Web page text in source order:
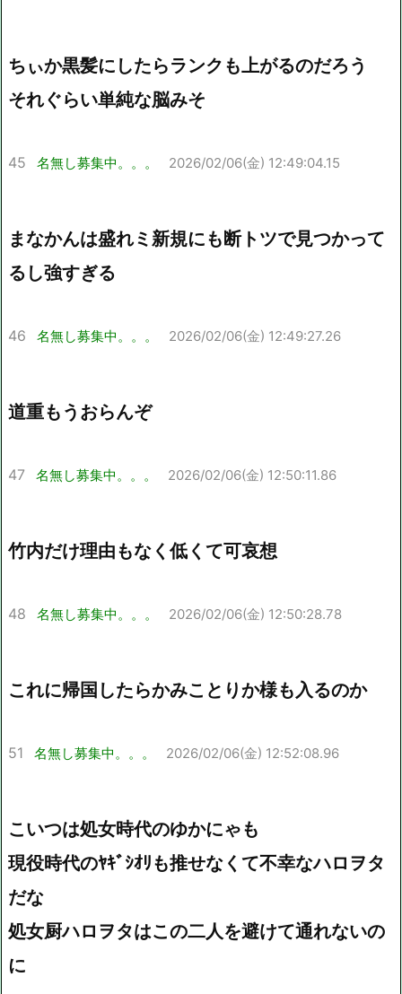
ちぃか黒髪にしたらランクも上がるのだろう
それぐらい単純な脳みそ
45 名無し募集中。。。 2026/02/06(金) 12:49:04.15
まなかんは盛れミ新規にも断トツで見つかって
るし強すぎる
46 名無し募集中。。。 2026/02/06(金) 12:49:27.26
道重もうおらんぞ
47 名無し募集中。。。 2026/02/06(金) 12:50:11.86
竹内だけ理由もなく低くて可哀想
48 名無し募集中。。。 2026/02/06(金) 12:50:28.78
これに帰国したらかみことりか様も入るのか
51 名無し募集中。。。 2026/02/06(金) 12:52:08.96
こいつは処女時代のゆかにゃも
現役時代のﾔｷﾞｼｵﾘも推せなくて不幸なハロヲタ
だな
処女厨ハロヲタはこの二人を避けて通れないの
に